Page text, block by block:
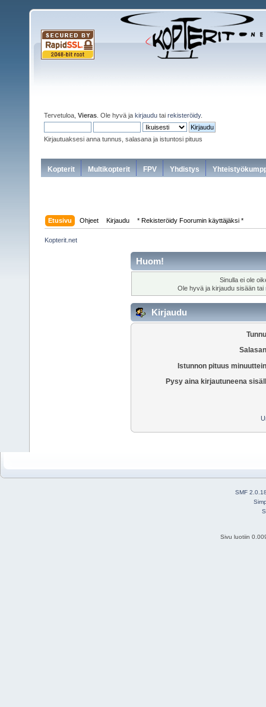
Tervetuloa, Vieras . Ole hyvä ja kirjaudu tai rekisteröidy.
Kirjautuaksesi anna tunnus, salasana ja istuntosi pituus
Kopterit Multikopterit FPV Yhdistys
Etusivu Ohjeet Kirjaudu * Rekisteröidy Foorumin käyttäjäksi *
Kopterit.net
Huom!
Sinulla ei ole
Ole hyvä ja kirjaudu sisään tai
Kirjaudu
Istunnon pituus
Pysy aina kirjautuneena
SMF
Sivu luotiin